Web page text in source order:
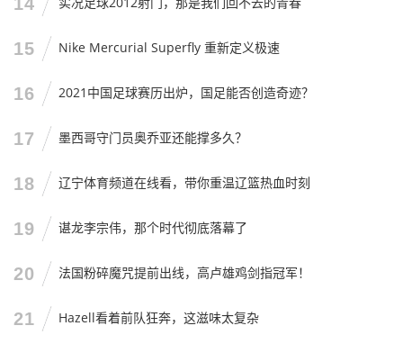
我觉得我们不应该过度“神话”弗拉帕尔，也不应该过度“消费”
裁判来对待。
当我们看比赛时,看到她吹哨，我们的第一反应应该是：
当有一天,女性裁判出现在世界杯上，不再成为头条新闻，不
再让媒体大惊小怪，而是像吃饭喝水一样平常，那才是真正
的平等，弗拉帕尔是先行者，是开拓者，她承受了巨大的压
力和关注，为的就是让后来者能走得更顺。
男人的专属领地，它是属于所有热爱这项运动的人的，如果
场比赛的机会，更是你自己的格局。
15 Nike Mercurial Superfly 重新定义极速
16 2021中国足球赛历出炉，国足能否创造奇迹？
17 墨西哥守门员奥乔亚还能撑多久？
18 辽宁体育频道在线看，带你重温辽篮热血时刻
19 谌龙李宗伟，那个时代彻底落幕了
20 法国粉碎魔咒提前出线，高卢雄鸡剑指冠军！
21 Hazell看着前队狂奔，这滋味太复杂